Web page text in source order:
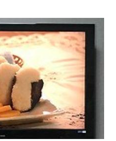
기는 여주인공 이름으로 위와 같
추되지 않는가. ㅠㅠ (착하고 성
ㅠㅠ) いとま [暇] 1. 틈; 짬. 2. 쉼;
작별함; 물러감. 틈 가, 겨를 가
지로 많이..